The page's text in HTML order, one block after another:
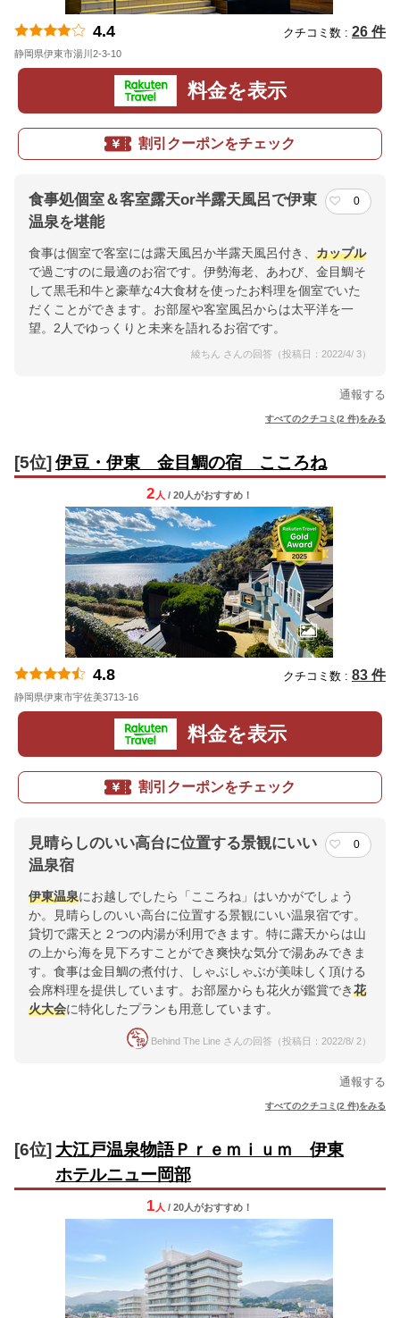
4.4 クチコミ数 : 26 件
静岡県伊東市湯川2-3-10
料金を表示
割引クーポンをチェック
食事処個室＆客室露天or半露天風呂で伊東
温泉を堪能
0
食事は個室で客室には露天風呂か半露天風呂付き、 カップル
で過ごすのに最適のお宿です。伊勢海老、あわび、金目鯛そ
して黒毛和牛と豪華な4大食材を使ったお料理を個室でいた
だくことができます。お部屋や客室風呂からは太平洋を一
望。2人でゆっくりと未来を語れるお宿です。
綾ちん さんの回答（投稿日：2022/4/ 3）
通報する
すべてのクチコミ(2 件)をみる
[5位] 伊豆・伊東 金目鯛の宿 こころね
2 人 / 20人がおすすめ！
4.8 クチコミ数 : 83 件
静岡県伊東市宇佐美3713-16
料金を表示
割引クーポンをチェック
見晴らしのいい高台に位置する景観にいい
温泉宿
0
伊東温泉にお越しでしたら「こころね」はいかがでしょう
か。見晴らしのいい高台に位置する景観にいい温泉宿です。
貸切で露天と２つの内湯が利用できます。特に露天からは山
の上から海を見下ろすことができ爽快な気分で湯あみできま
す。食事は金目鯛の煮付け、しゃぶしゃぶが美味しく頂ける
会席料理を提供しています。お部屋からも花火が鑑賞でき花
火大会に特化したプランも用意しています。
Behind The Line さんの回答（投稿日：2022/8/ 2）
通報する
すべてのクチコミ(2 件)をみる
[6位] 大江戸温泉物語Ｐｒｅｍｉｕｍ 伊東
ホテルニュー岡部
1 人 / 20人がおすすめ！